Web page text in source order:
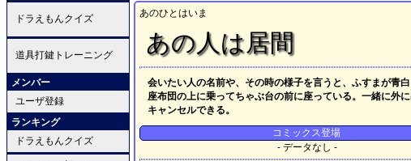
ドラえもんクイズ
道具打鍵トレーニング
メンバー
ユーザ登録
ランキング
ドラえもんクイズ
あのひとはいま
あの人は居間
会いたい人の名前や、その時の様子を言うと、ふすまが青
座布団の上に乗ってちゃぶ台の前に座っている。一緒に外
キャンセルできる。
コミックス登場
- データなし -